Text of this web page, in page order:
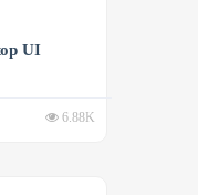
UI
6.88K